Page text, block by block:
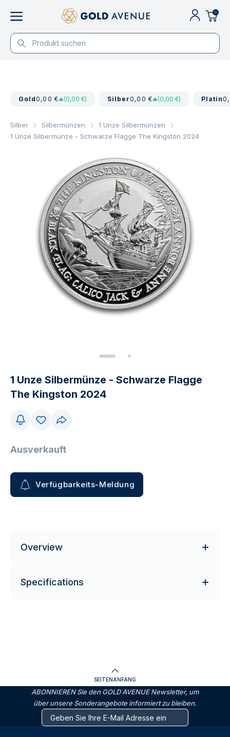
0
Gold0,00 € (0,00 €) Silber0,00 € (0,00 €) Platin
Silber Silbermünzen
1 Unze Silbermünzen
1 Unze Silbermünze - Schwarze Flagge The Kingston 2024
1 Unze Silbermünze - Schwarze Flagge
The Kingston 2024
Ausverkauft
Verfügbarkeits-Meldung
Overview
Specifications
SEITENANFANG
ABONNIEREN Sie den GOLD AVENUE Newsletter, um
über unsere Sonderangebote informiert zu bleiben.